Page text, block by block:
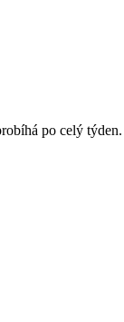
po celý týden.